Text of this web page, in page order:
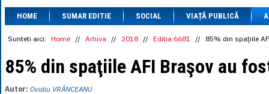
1 CAD= 3.1559
1 CHF= 5.2813
1 CNY= 0.6015
= 0.6668
1 EGP = 0.0860
HOME SUMAR EDITIE SOCIAL VIAȚĂ PUBLICĂ
Sunteti aici: Home // Arhiva // 2018 // Editia 6681 // 85% din spaţiile
85% din spaţiile AFI Braşov au
Autor: Ovidiu VRÂNCEANU